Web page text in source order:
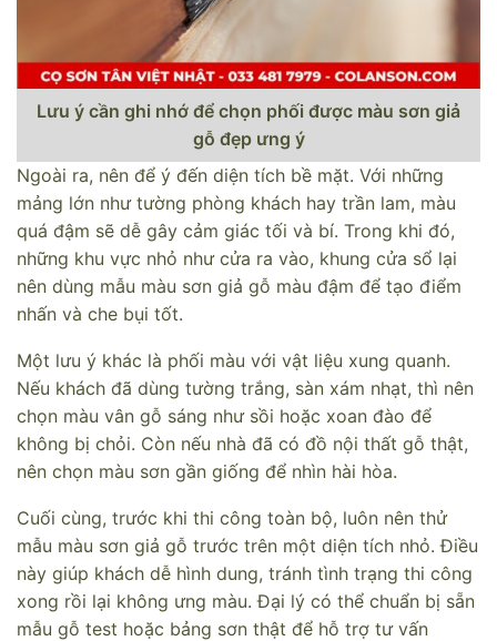
Lưu ý cần ghi nhớ để chọn phối được màu sơn giả
gỗ đẹp ưng ý
Ngoài ra, nên để ý đến diện tích bề mặt. Với những
mảng lớn như tường phòng khách hay trần lam, màu
quá đậm sẽ dễ gây cảm giác tối và bí. Trong khi đó,
những khu vực nhỏ như cửa ra vào, khung cửa sổ lại
nên dùng mẫu màu sơn giả gỗ màu đậm để tạo điểm
nhấn và che bụi tốt.
Một lưu ý khác là phối màu với vật liệu xung quanh.
Nếu khách đã dùng tường trắng, sàn xám nhạt, thì nên
chọn màu vân gỗ sáng như sồi hoặc xoan đào để
không bị chỏi. Còn nếu nhà đã có đồ nội thất gỗ thật,
nên chọn màu sơn gần giống để nhìn hài hòa.
Cuối cùng, trước khi thi công toàn bộ, luôn nên thử
mẫu màu sơn giả gỗ trước trên một diện tích nhỏ. Điều
này giúp khách dễ hình dung, tránh tình trạng thi công
xong rồi lại không ưng màu. Đại lý có thể chuẩn bị sẵn
mẫu gỗ test hoặc bảng sơn thật để hỗ trợ tư vấn